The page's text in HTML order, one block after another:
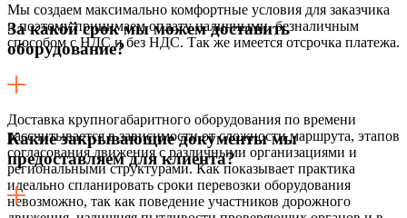
Мы создаем максимально комфортные условия для заказчика
и поэтому принимаем оплату наличными, безналичным
способом с НДС и без НДС. Так же имеется отсрочка платежа.
За какой срок мы можем доставить
оборудование?
Доставка крупногабаритного оборудования по времени
рассчитывается в зависимости от сложности маршрута, этапов
согласования движения с различными организациями и
региональными структурами. Как показывает практика
идеально спланировать сроки перевозки оборудования
невозможно, так как поведение участников дорожного
Какие закрывающие документы мы
предоставляем для клиента?